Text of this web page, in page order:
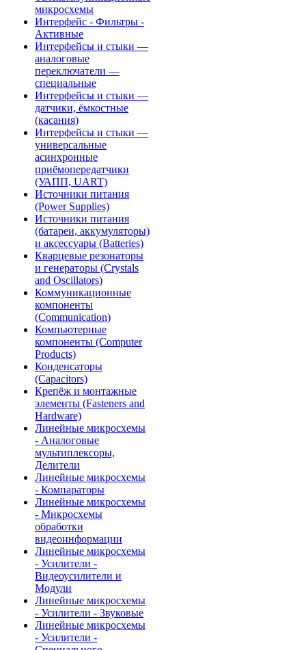
микросхемы
Интерфейс - Фильтры -
Активные
Интерфейсы и стыки —
аналоговые
переключатели —
специальные
Интерфейсы и стыки —
датчики, ёмкостные
(касания)
Интерфейсы и стыки —
универсальные
асинхронные
приёмопередатчики
(УАПП, UART)
Источники питания
(Power Supplies)
Источники питания
(батареи, аккумуляторы)
и аксессуары (Batteries)
Кварцевые резонаторы
и генераторы (Crystals
and Oscillators)
Коммуникационные
компоненты
(Communication)
Компьютерные
компоненты (Computer
Products)
Конденсаторы
(Capacitors)
Крепёж и монтажные
элементы (Fasteners and
Hardware)
Линейные микросхемы
- Аналоговые
мультиплексоры,
Делители
Линейные микросхемы
- Компараторы
Линейные микросхемы
- Микросхемы
обработки
видеоинформации
Линейные микросхемы
- Усилители -
Видеоусилители и
Модули
Линейные микросхемы
- Усилители - Звуковые
Линейные микросхемы
- Усилители -